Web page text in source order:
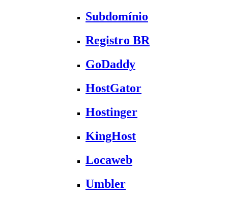
Subdomínio
Registro BR
GoDaddy
HostGator
Hostinger
KingHost
Locaweb
Umbler